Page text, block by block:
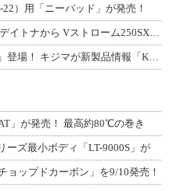
）用「ニーパッド」が発売！
」が発売！ 最高約80℃の巻き
ーズ最小ボディ「LT-9000S」が
ョップドカーボン」を9/10発売！